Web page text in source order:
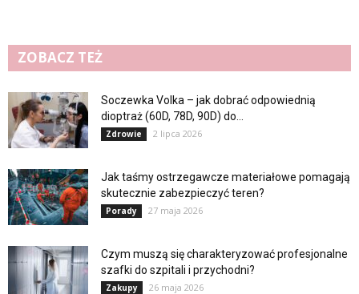
ZOBACZ TEŻ
Soczewka Volka – jak dobrać odpowiednią
dioptraż (60D, 78D, 90D) do...
Zdrowie 2 lipca 2026
Jak taśmy ostrzegawcze materiałowe pomagają
skutecznie zabezpieczyć teren?
Porady 27 maja 2026
Czym muszą się charakteryzować profesjonalne
szafki do szpitali i przychodni?
Zakupy 26 maja 2026